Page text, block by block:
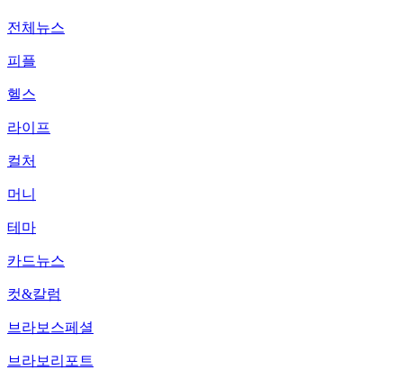
전체뉴스
피플
헬스
라이프
컬처
머니
테마
카드뉴스
컷&칼럼
브라보스페셜
브라보리포트